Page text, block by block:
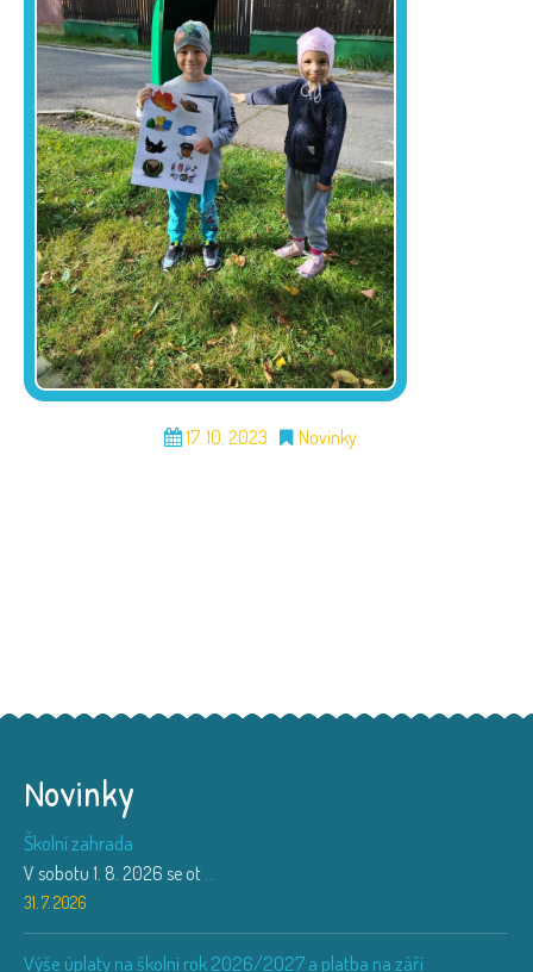
17. 10. 2023 Novinky
Novinky
Školní zahrada
V sobotu 1. 8. 2026 se ot ...
31. 7. 2026
Výše úplaty na školní rok 2026/2027 a platba na září